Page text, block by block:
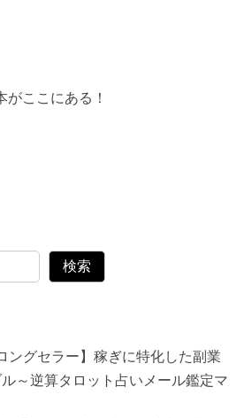
ここにある！
検索
ングセラー】稼ぎに特化した副業
～逆算タロット占いメール鑑定マ